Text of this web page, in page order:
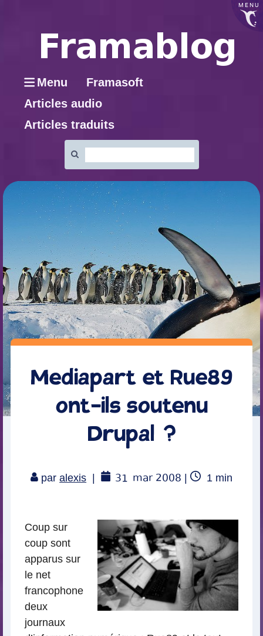
MENU
Menu
Framasoft
Articles audio
Articles traduits
:
Mediapart et Rue89
ont-ils soutenu
Drupal ?
paralexis 31 mar 2008
Temps
1min
Coup sur
coup sont
apparus sur
le net
francophone
deux
journaux